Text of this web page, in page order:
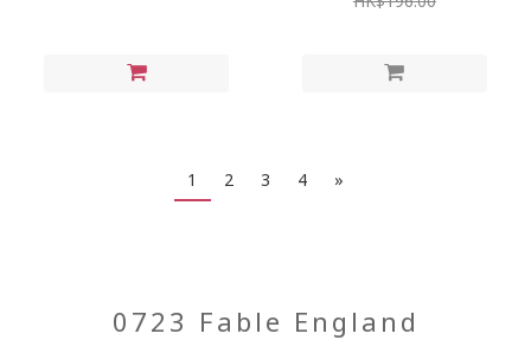
1 2 3 4 »
0723 Fable England